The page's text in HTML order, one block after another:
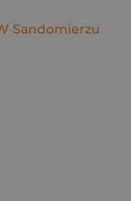
Sandomierzu